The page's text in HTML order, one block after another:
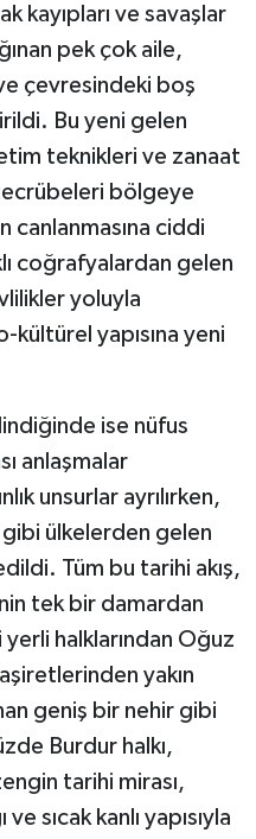
kayıpları ve savaşlar
pek çok aile,
çevresindeki boş
Bu yeni gelen
teknikleri ve zanaat
bölgeye
canlanmasına ciddi
coğrafyalardan gelen
yoluyla
kültürel yapısına yeni
ise nüfus
anlaşmalar
unsurlar ayrılırken,
ülkelerden gelen
Tüm bu tarihi akış,
tek bir damardan
halklarından Oğuz
yakın
geniş bir nehir gibi
Burdur halkı,
tarihi mirası,
sıcak kanlı yapısıyla